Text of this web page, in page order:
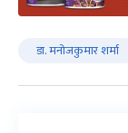
डा. मनोजकुमार शर्मा